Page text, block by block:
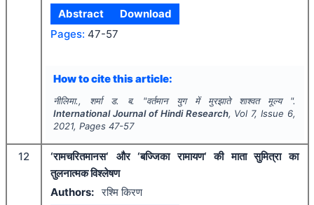
Abstract
Download
Pages: 47-57
How to cite this article:
नीलिमा., शर्मा ड. ब. "वर्तमान युग में मुरझाते शाश्वत मूल्य ".
International Journal of Hindi Research, Vol 7, Issue 6,
2021, Pages 47-57
12
‘रामचरितमानस‘ और ‘बज्जिका रामायण‘ की माता सुमित्रा का
तुलनात्मक विश्लेषण
Authors: रश्मि किरण